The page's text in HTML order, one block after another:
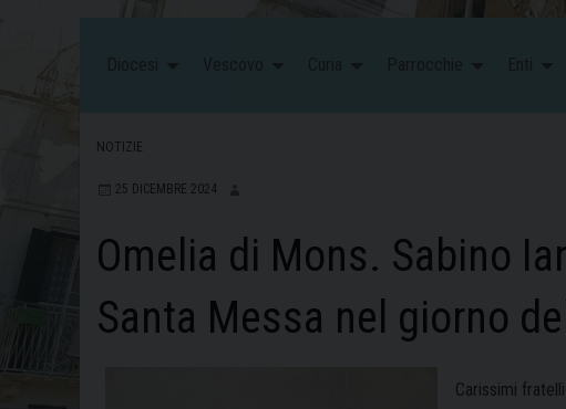
NOTIZIE
25 DICEMBRE 2024
Omelia di Mons. Sabino
Santa Messa nel giorno
Carissimi